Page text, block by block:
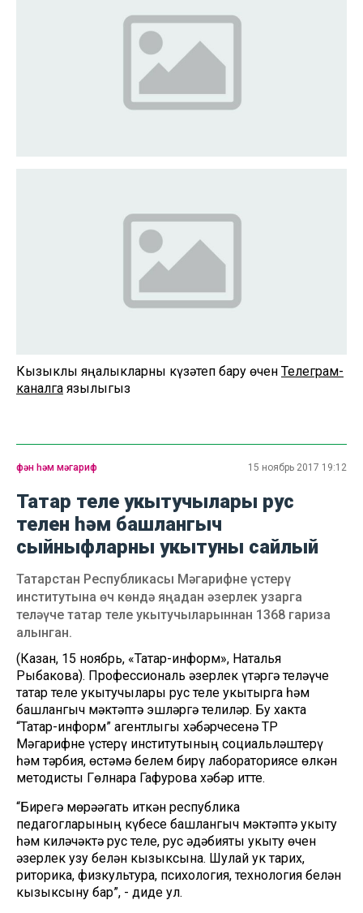
Кызыклы яңалыкларны күзәтеп бару өчен Телеграм-
каналга язылыгыз
фән һәм мәгариф 15 ноябрь 2017 19:12
Татар теле укытучылары рус
телен һәм башлангыч
сыйныфларны укытуны сайлый
Татарстан Республикасы Мәгарифне үстерү
институтына өч көндә яңадан әзерлек узарга
теләүче татар теле укытучыларыннан 1368 гариза
алынган.
(Казан, 15 ноябрь, «Татар-информ», Наталья
Рыбакова). Профессиональ әзерлек үтәргә теләүче
татар теле укытучылары рус теле укытырга һәм
башлангыч мәктәптә эшләргә телиләр. Бу хакта
“Татар-информ” агентлыгы хәбәрчесенә ТР
Мәгарифне үстерү институтының социальләштерү
һәм тәрбия, өстәмә белем бирү лабораториясе өлкән
методисты Гөлнара Гафурова хәбәр итте.
“Бирегә мөрәҗәгать иткән республика
педагогларының күбесе башлангыч мәктәптә укыту
һәм киләчәктә рус теле, рус әдәбияты укыту өчен
әзерлек узу белән кызыксына. Шулай ук тарих,
риторика, физкультура, психология, технология белән
кызыксыну бар”, - диде ул.